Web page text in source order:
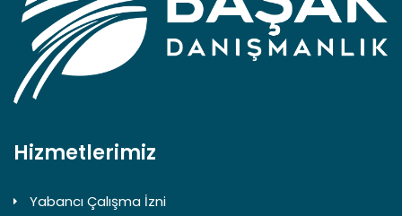
Hizmetlerimiz
Yabancı Çalışma İzni